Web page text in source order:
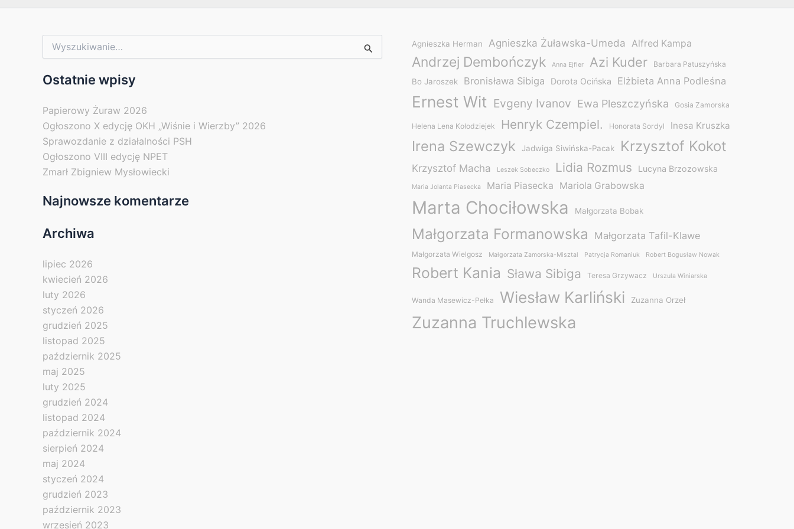
dla:
Ostatnie wpisy
Papierowy Żuraw 2026
Ogłoszono X edycję OKH „Wiśnie i Wierzby” 2026
Sprawozdanie z działalności PSH
Ogłoszono VIII edycję NPET
Zmarł Zbigniew Mysłowiecki
Najnowsze komentarze
Archiwa
lipiec 2026
kwiecień 2026
luty 2026
styczeń 2026
grudzień 2025
listopad 2025
październik 2025
maj 2025
luty 2025
grudzień 2024
listopad 2024
październik 2024
sierpień 2024
maj 2024
styczeń 2024
grudzień 2023
październik 2023
wrzesień 2023
Agnieszka Herman Agnieszka Żuławska-Umeda Alfred Kampa
Andrzej Dembończyk Anna Ejfler Azi Kuder Barbara Patuszyńska
Bo Jaroszek Bronisława Sibiga Dorota Ocińska Elżbieta Anna Podleśna
Ernest Wit Evgeny Ivanov Ewa Pleszczyńska Gosia Zamorska
Helena Lena Kołodziejek Henryk Czempiel. Honorata Sordyl Inesa Kruszka
Irena Szewczyk Jadwiga Siwińska-Pacak Krzysztof Kokot
Krzysztof Macha Leszek Sobeczko Lidia Rozmus Lucyna Brzozowska
Maria Jolanta Piasecka Maria Piasecka Mariola Grabowska
Marta Chociłowska Małgorzata Bobak
Małgorzata Formanowska Małgorzata Tafil-Klawe
Małgorzata Wielgosz Małgorzata Zamorska-Misztal Patrycja Romaniuk Robert Bogusław Nowak
Robert Kania Sława Sibiga Teresa Grzywacz Urszula Winiarska
Wanda Masewicz-Pełka Wiesław Karliński Zuzanna Orzeł
Zuzanna Truchlewska